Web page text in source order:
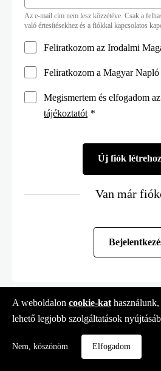
Az e-mail cím nem lesz közzétéve. Csak a
való értesítésekhez és a fiókkal kapcsolatos
Feliratkozom az Irodalmi
Feliratkozom a Magyar Napló
Megismertem és elfogadom az
tájékoztatót*
Van már
A weboldalon cookie-kat
lehető legjobb szolgáltatások
Nem, köszönöm Elfogadom